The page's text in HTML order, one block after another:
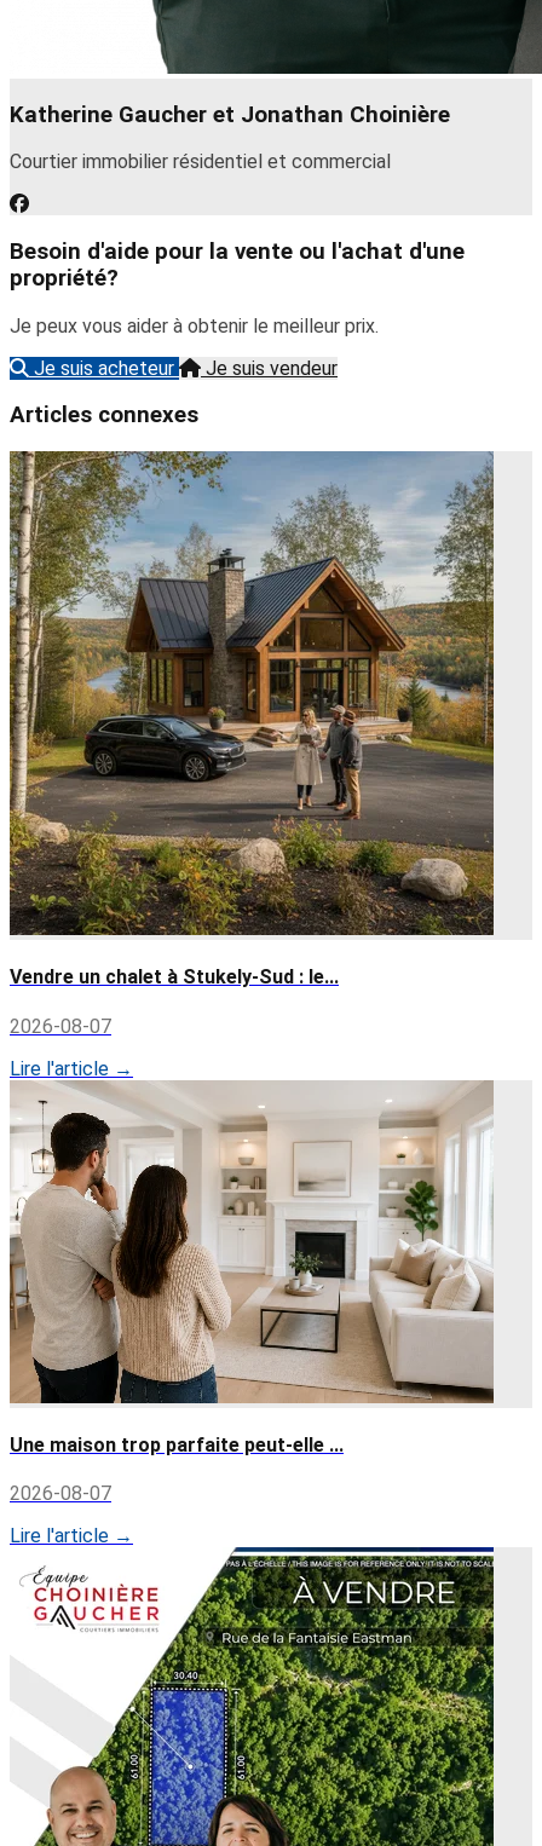
Katherine Gaucher et Jonathan Choinière
Courtier immobilier résidentiel et commercial
Besoin d'aide pour la vente ou l'achat d'une
propriété?
Je peux vous aider à obtenir le meilleur prix.
Je suis acheteur
Je suis vendeur
Articles connexes
Vendre un chalet à Stukely-Sud : le...
2026-08-07
Lire l'article →
Une maison trop parfaite peut-elle ...
2026-08-07
Lire l'article →